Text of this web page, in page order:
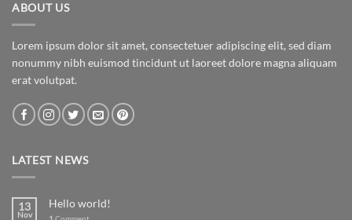
ABOUT US
Lorem ipsum dolor sit amet, consectetuer adipiscing elit, sed diam
nonummy nibh euismod tincidunt ut laoreet dolore magna aliquam
erat volutpat.
LATEST NEWS
13
Nov
Hello world!